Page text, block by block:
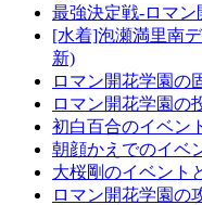
最強決定戦-ロマ
[水着]泡瀬満里南
新)
ロマン開花学園の
ロマン開花学園の
初白百合のイベン
朝顔かえでのイベ
大桜剛のイベント
ロマン開花学園の